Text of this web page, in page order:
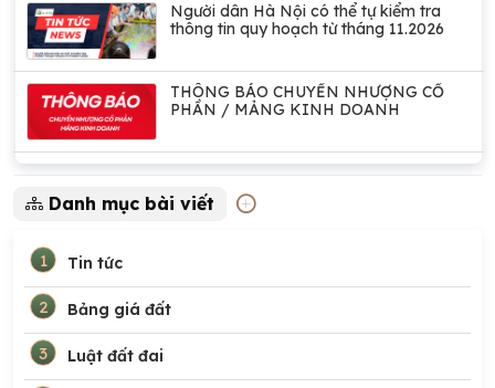
Người dân Hà Nội có thể tự kiểm tra
thông tin quy hoạch từ tháng 11.2026
THÔNG BÁO CHUYỂN NHƯỢNG CỔ
PHẦN / MẢNG KINH DOANH
Danh mục bài viết
1 Tin tức
2 Bảng giá đất
3 Luật đất đai